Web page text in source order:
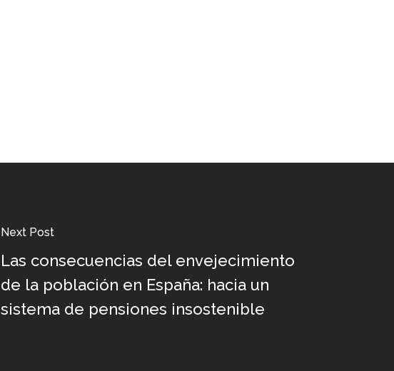
Next Post
Las consecuencias del envejecimiento
de la población en España: hacia un
sistema de pensiones insostenible